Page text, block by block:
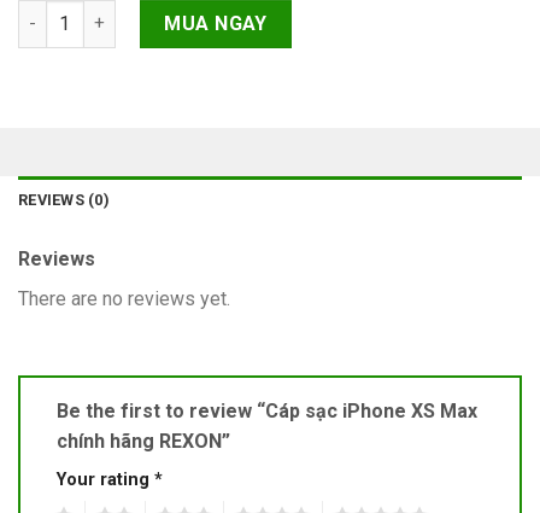
Cáp sạc iPhone XS Max chính hãng REXON quantity
MUA NGAY
REVIEWS (0)
Reviews
There are no reviews yet.
Be the first to review “Cáp sạc iPhone XS Max
chính hãng REXON”
Your rating *